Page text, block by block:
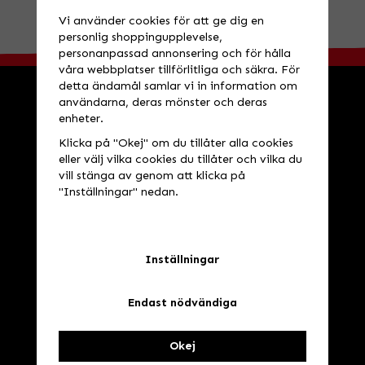
HANDLA
Köpvillkor
Leveransvillkor
Logga in
Speedstore
Öppettider
Ta del av våra bästa erbjudanden & nyheter!
Vi använder cookies för att ge dig en
personlig shoppingupplevelse,
personanpassad annonsering och för hålla
våra webbplatser tillförlitliga och säkra. För
detta ändamål samlar vi in information om
användarna, deras mönster och deras
enheter.
Klicka på "Okej" om du tillåter alla cookies
eller välj vilka cookies du tillåter och vilka du
vill stänga av genom att klicka på
"Inställningar" nedan.
Inställningar
Endast nödvändiga
Okej